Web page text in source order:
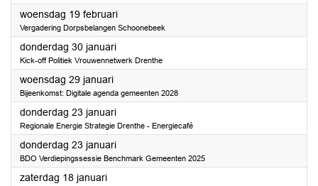
woensdag 19 februari2025
Vergadering Dorpsbelangen Schoonebeek
donderdag 30 januari2025
Kick-off Politiek Vrouwennetwerk Drenthe
woensdag 29 januari2025
Bijeenkomst: Digitale agenda gemeenten 2028
donderdag 23 januari2025
Regionale Energie Strategie Drenthe - Energiecafé
donderdag 23 januari2025
BDO Verdiepingssessie Benchmark Gemeenten 2025
zaterdag 18 januari2025